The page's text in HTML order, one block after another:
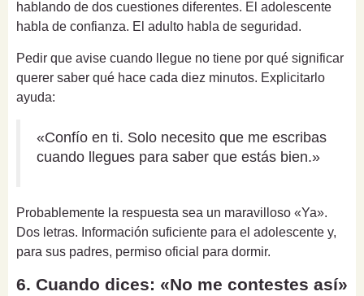
hablando de dos cuestiones diferentes. El adolescente
habla de confianza. El adulto habla de seguridad.
Pedir que avise cuando llegue no tiene por qué significar
querer saber qué hace cada diez minutos. Explicitarlo
ayuda:
«Confío en ti. Solo necesito que me escribas
cuando llegues para saber que estás bien.»
Probablemente la respuesta sea un maravilloso «Ya».
Dos letras. Información suficiente para el adolescente y,
para sus padres, permiso oficial para dormir.
6. Cuando dices: «No me contestes así»